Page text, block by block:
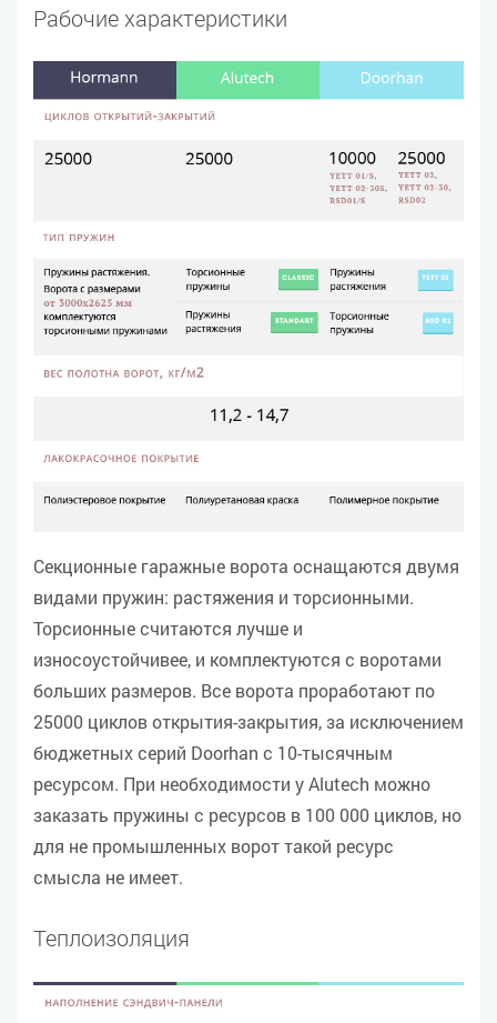
Рабочие характеристики
Секционные гаражные ворота оснащаются двумя
видами пружин: растяжения и торсионными.
Торсионные считаются лучше и
износоустойчивее, и комплектуются с воротами
больших размеров. Все ворота проработают по
25000 циклов открытия-закрытия, за исключением
бюджетных серий Doorhan с 10-тысячным
ресурсом. При необходимости у Alutech можно
заказать пружины с ресурсов в 100 000 циклов, но
для не промышленных ворот такой ресурс
смысла не имеет.
Теплоизоляция